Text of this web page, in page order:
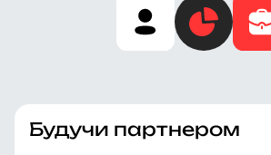
Будучи партнером